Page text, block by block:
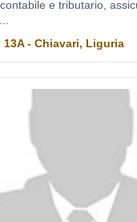
e tributario,
- Chiavari, Liguria